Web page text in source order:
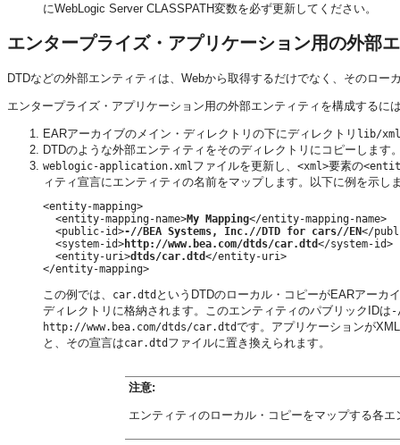
にWebLogic Server CLASSPATH変数を必ず更新してください。
エンタープライズ・アプリケーション用の外部
DTDなどの外部エンティティは、Webから取得するだけでなく、そのロ
エンタープライズ・アプリケーション用の外部エンティティを構成するに
EARアーカイブのメイン・ディレクトリの下にディレクトリ lib/
DTDのような外部エンティティをそのディレクトリにコピーします
weblogic-application.xml ファイルを更新し、 <xml>要素の
ィティ宣言にエンティティの名前をマップします。以下に例を示し
<entity-mapping>
  <entity-mapping-name>
My Mapping</entity-mapping-name>
  <public-id>
-//BEA Systems, Inc.//DTD for cars//EN</
  <system-id>
http://www.bea.com/dtds/car.dtd</system-id>
  <entity-uri>
dtds/car.dtd</entity-uri>
この例では、 car.dtd というDTDのローカル・コピーがEARアーカ
ディレクトリに格納されます。このエンティティのパブリックIDは
http://www.bea.com/dtds/car.dtdです。アプリケーションが
と、その宣言はcar.dtd ファイルに置き換えられます。
注意:
エンティティのローカル・コピーをマップする各